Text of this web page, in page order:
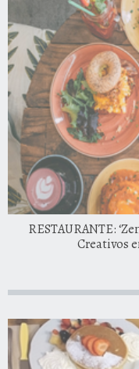
RESTAURANTE:
Creativos